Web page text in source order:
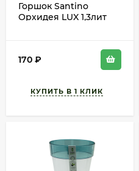
Горшок Santino
Орхидея LUX 1,3лит
170 ₽